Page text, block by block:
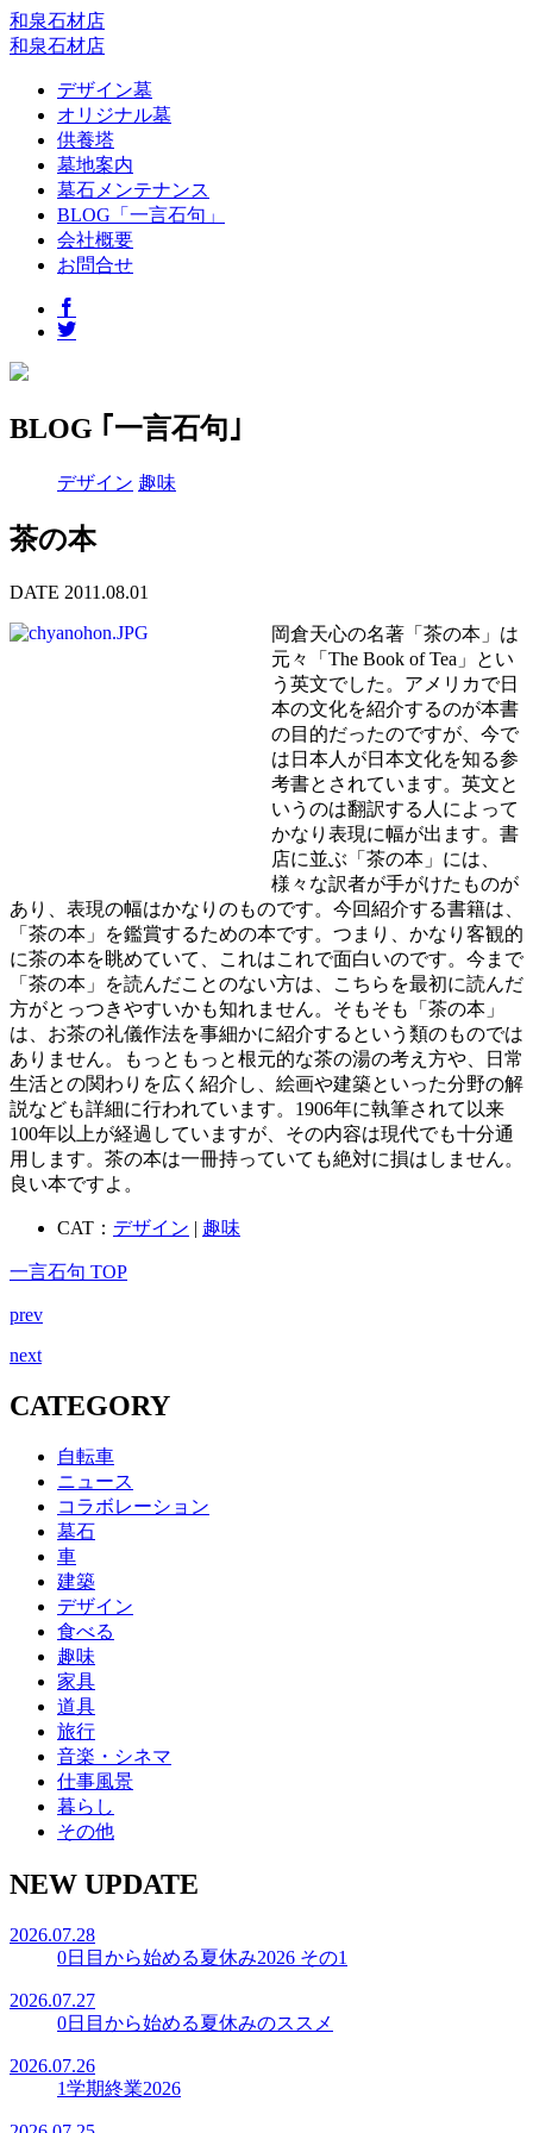
和泉石材店
和泉石材店
デザイン墓
オリジナル墓
供養塔
墓地案内
墓石メンテナンス
BLOG「一言石句」
会社概要
お問合せ
BLOG ｢一言石句｣
デザイン 趣味
茶の本
DATE 2011.08.01
岡倉天心の名著「茶の本」は
元々「The Book of Tea」とい
う英文でした。アメリカで日
本の文化を紹介するのが本書
の目的だったのですが、今で
は日本人が日本文化を知る参
考書とされています。英文と
いうのは翻訳する人によって
かなり表現に幅が出ます。書
店に並ぶ「茶の本」には、
様々な訳者が手がけたものが
あり、表現の幅はかなりのものです。今回紹介する書籍は、
「茶の本」を鑑賞するための本です。つまり、かなり客観的
に茶の本を眺めていて、これはこれで面白いのです。今まで
「茶の本」を読んだことのない方は、こちらを最初に読んだ
方がとっつきやすいかも知れません。そもそも「茶の本」
は、お茶の礼儀作法を事細かに紹介するという類のものでは
ありません。もっともっと根元的な茶の湯の考え方や、日常
生活との関わりを広く紹介し、絵画や建築といった分野の解
説なども詳細に行われています。1906年に執筆されて以来
100年以上が経過していますが、その内容は現代でも十分通
用します。茶の本は一冊持っていても絶対に損はしません。
良い本ですよ。
CAT： デザイン | 趣味
一言石句 TOP
prev
next
CATEGORY
自転車
ニュース
コラボレーション
墓石
車
建築
デザイン
食べる
趣味
家具
道具
旅行
音楽・シネマ
仕事風景
暮らし
その他
NEW UPDATE
2026.07.28
0日目から始める夏休み2026 その1
2026.07.27
0日目から始める夏休みのススメ
2026.07.26
1学期終業2026